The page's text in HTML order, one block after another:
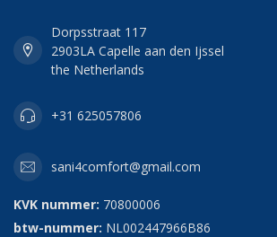
Dorpsstraat 117
2903LA Capelle aan den Ijssel
the Netherlands
+31 625057806
sani4comfort@gmail.com
KVK nummer: 70800006
btw-nummer: NL002447966B86